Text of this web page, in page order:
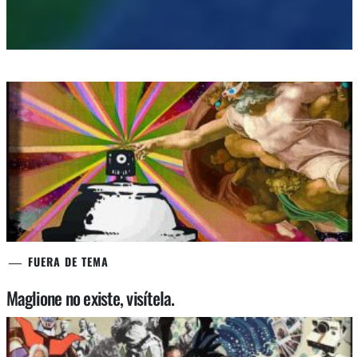
FUERA DE TEMA
Maglione no existe, visítela.